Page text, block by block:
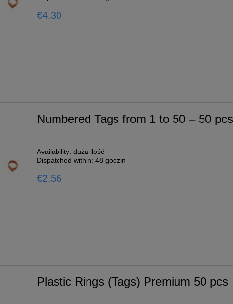
€4.30
Numbered Tags from 1 to 50 – 50 pcs
Availability: duża ilość
Dispatched within: 48 godzin
€2.56
Plastic Rings (Tags) Premium 50 pcs